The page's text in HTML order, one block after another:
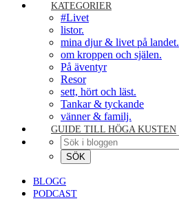
KATEGORIER
#Livet
listor.
mina djur & livet på landet.
om kroppen och själen.
På äventyr
Resor
sett, hört och läst.
Tankar & tyckande
vänner & familj.
GUIDE TILL HÖGA KUSTEN
BLOGG
PODCAST